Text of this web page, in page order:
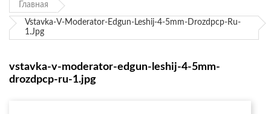
Главная
Vstavka-V-Moderator-Edgun-Leshij-4-5mm-Drozdpcp-Ru-
1.jpg
vstavka-v-moderator-edgun-leshij-4-5mm-
drozdpcp-ru-1.jpg